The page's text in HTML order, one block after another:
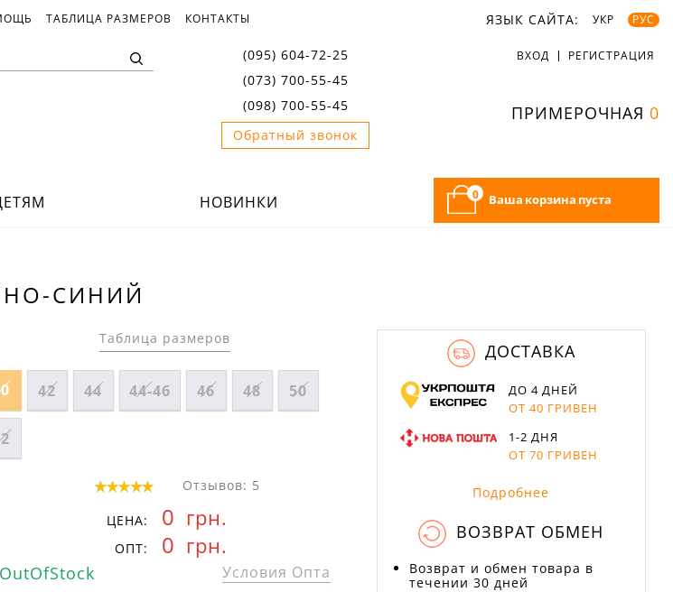
ТАБЛИЦА РАЗМЕРОВ КОНТАКТЫ ЯЗЫК САЙТА: УКР РУС
(095) 604-72-25
(073) 700-55-45
(098) 700-55-45
Обратный звонок
ВХОД РЕГИСТРАЦИЯ
ПРИМЕРОЧНАЯ 0
0 Ваша корзина пуста
НОВИНКИ
СИНИЙ
Таблица размеров
42 44 44-46 46 48 50
Отзывов: 5
ЦЕНА: 0 грн.
ОПТ: 0 грн.
OutOfStock Условия Опта
ДОСТАВКА
ДО 4 ДНЕЙ
ОТ 40 ГРИВЕН
1-2 ДНЯ
ОТ 70 ГРИВЕН
Подробнее
ВОЗВРАТ ОБМЕН
Возврат и обмен товара в
течении 30 дней